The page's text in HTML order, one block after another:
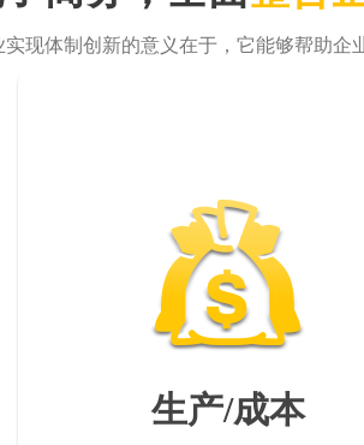
实现体制创新的意义在于，它能够帮助企
生产/成本